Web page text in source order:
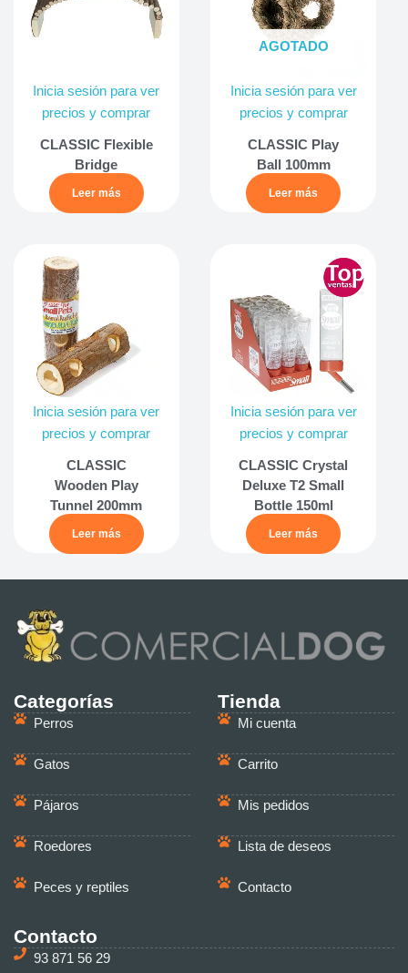
Inicia sesión para ver
precios y comprar
CLASSIC Flexible
Bridge
Leer más
AGOTADO
Inicia sesión para ver
precios y comprar
CLASSIC Play
Ball 100mm
Leer más
Inicia sesión para ver
precios y comprar
CLASSIC
Wooden Play
Tunnel 200mm
Leer más
Inicia sesión para ver
precios y comprar
CLASSIC Crystal
Deluxe T2 Small
Bottle 150ml
Leer más
Categorías
Perros
Gatos
Pájaros
Roedores
Peces y reptiles
Tienda
Mi cuenta
Carrito
Mis pedidos
Lista de deseos
Contacto
Contacto
93 871 56 29